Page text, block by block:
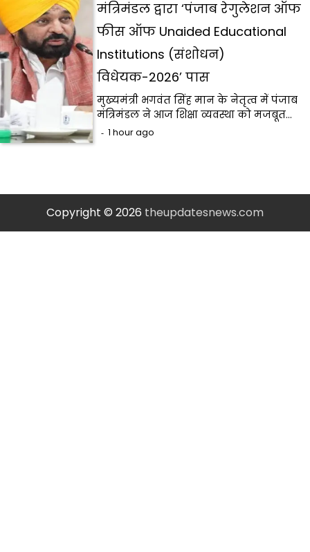
मंत्रिमंडल द्वारा ‘पंजाब रेगुलेशन ऑफ
फीस ऑफ Unaided Educational
Institutions (संशोधन)
विधेयक-2026’ पास
मुख्यमंत्री भगवंत सिंह मान के नेतृत्व में पंजाब
मंत्रिमंडल ने आज शिक्षा व्यवस्था को मजबूत…
1 hour ago
Copyright © 2026 theupdatesnews.com